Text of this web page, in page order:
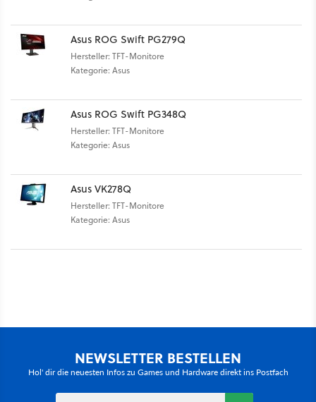
Asus ROG Swift PG279Q
Hersteller: TFT-Monitore
Kategorie: Asus
Asus ROG Swift PG348Q
Hersteller: TFT-Monitore
Kategorie: Asus
Asus VK278Q
Hersteller: TFT-Monitore
Kategorie: Asus
NEWSLETTER BESTELLEN
Hol' dir die neuesten Infos zu Games und Hardware direkt ins Postfach